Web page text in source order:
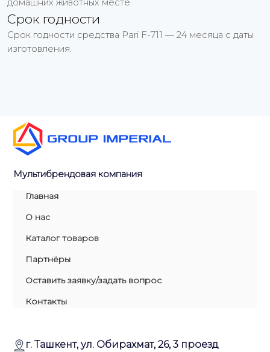
домашних животных месте.
Срок годности
Срок годности средства Pari F-711 — 24 месяца с даты
изготовления.
Мультибрендовая компания
Главная
О нас
Каталог товаров
Партнёры
Оставить заявку/задать вопрос
Контакты
г. Ташкент, ул. Обирахмат, 26, 3 проезд